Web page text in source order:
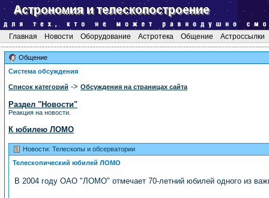
Главная Новости Оборудование Астротека Общение Астроссылки
Общение
Система обсуждения
Список категорий -> Обсуждения на страницах сайта
Раздел "Новости"
Реакция на новости.
К юбилею ЛОМО
Новости: Телескопы и обсерватории
Телескопический юбилей ЛОМО
В 2004 году ОАО "ЛОМО" отмечает 70-летний юбилей одного из